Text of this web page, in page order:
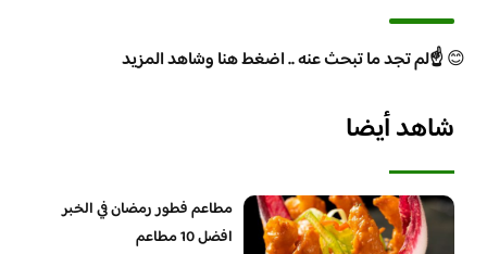
😊☝️لم تجد ما تبحث عنه .. اضغط هنا وشاهد المزيد
شاهد أيضا
مطاعم فطور رمضان في الخبر
افضل 10 مطاعم